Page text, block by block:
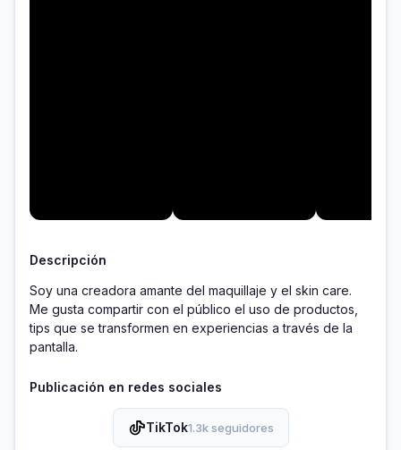
Descripción
Soy una creadora amante del maquillaje y el skin care.
Me gusta compartir con el público el uso de productos,
tips que se transformen en experiencias a través de la
pantalla.
Publicación en redes sociales
TikTok1.3k seguidores